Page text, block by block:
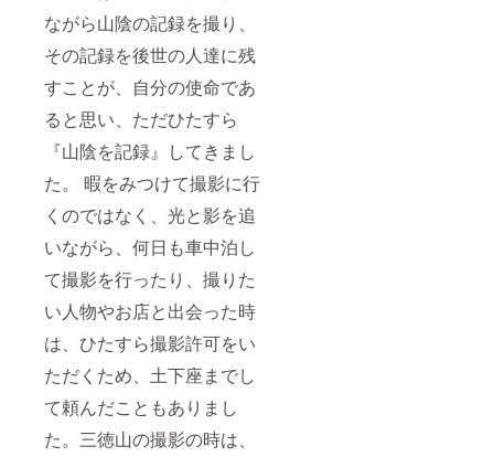
ながら山陰の記録を撮り、
その記録を後世の人達に残
すことが、自分の使命であ
ると思い、ただひたすら
『山陰を記録』してきまし
た。 暇をみつけて撮影に行
くのではなく、光と影を追
いながら、何日も車中泊し
て撮影を行ったり、撮りた
い人物やお店と出会った時
は、ひたすら撮影許可をい
ただくため、土下座までし
て頼んだこともありまし
た。三徳山の撮影の時は、